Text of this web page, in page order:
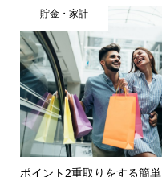
貯金・家計
ポイント2重取りをする簡単